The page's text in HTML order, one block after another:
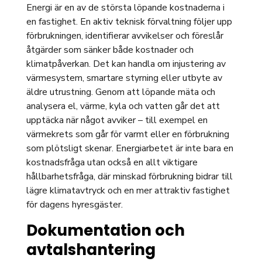
Energi är en av de största löpande kostnaderna i
en fastighet. En aktiv teknisk förvaltning följer upp
förbrukningen, identifierar avvikelser och föreslår
åtgärder som sänker både kostnader och
klimatpåverkan. Det kan handla om injustering av
värmesystem, smartare styrning eller utbyte av
äldre utrustning. Genom att löpande mäta och
analysera el, värme, kyla och vatten går det att
upptäcka när något avviker – till exempel en
värmekrets som går för varmt eller en förbrukning
som plötsligt skenar. Energiarbetet är inte bara en
kostnadsfråga utan också en allt viktigare
hållbarhetsfråga, där minskad förbrukning bidrar till
lägre klimatavtryck och en mer attraktiv fastighet
för dagens hyresgäster.
Dokumentation och
avtalshantering